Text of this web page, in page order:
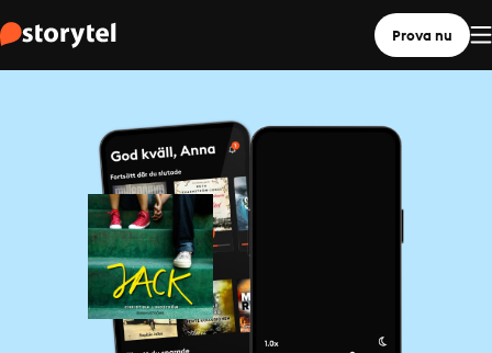
Prova nu